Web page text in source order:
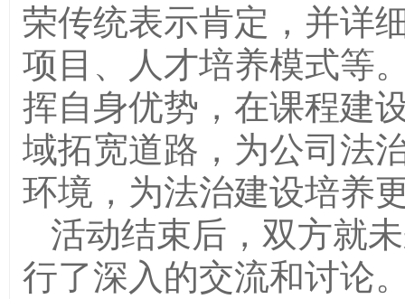
荣传统表示肯定，并详
项目、人才培养模式等
挥自身优势，在课程建
域拓宽道路，为公司法
环境，为法治建设培养
活动结束后，双方就
行了深入的交流和讨论